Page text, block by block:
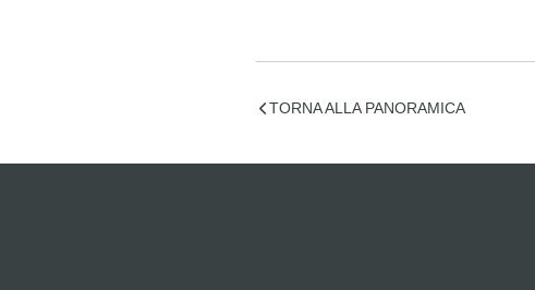
TORNA ALLA PANORAMICA